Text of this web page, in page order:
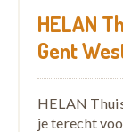
HELAN
Gent
HELAN
je terecht